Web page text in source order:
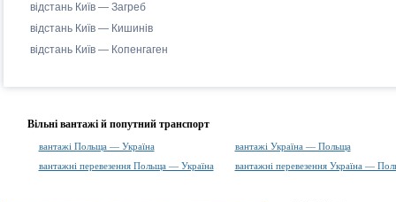
відстань Київ — Загреб
відстань Київ — Кишинів
відстань Київ — Копенгаген
Вільні вантажі й попутний транспорт
вантажі Польща — Україна
вантажі Україна — Польща
вантажні перевезення Польща — Україна
вантажні перевезення Україна —